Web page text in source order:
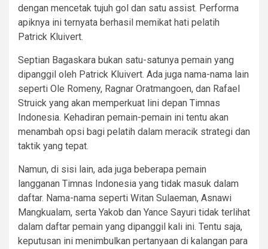
dengan mencetak tujuh gol dan satu assist. Performa
apiknya ini ternyata berhasil memikat hati pelatih
Patrick Kluivert.
Septian Bagaskara bukan satu-satunya pemain yang
dipanggil oleh Patrick Kluivert. Ada juga nama-nama lain
seperti Ole Romeny, Ragnar Oratmangoen, dan Rafael
Struick yang akan memperkuat lini depan Timnas
Indonesia. Kehadiran pemain-pemain ini tentu akan
menambah opsi bagi pelatih dalam meracik strategi dan
taktik yang tepat.
Namun, di sisi lain, ada juga beberapa pemain
langganan Timnas Indonesia yang tidak masuk dalam
daftar. Nama-nama seperti Witan Sulaeman, Asnawi
Mangkualam, serta Yakob dan Yance Sayuri tidak terlihat
dalam daftar pemain yang dipanggil kali ini. Tentu saja,
keputusan ini menimbulkan pertanyaan di kalangan para